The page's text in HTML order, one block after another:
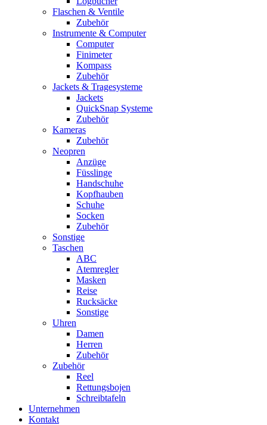
Flaschen & Ventile
Zubehör
Instrumente & Computer
Computer
Finimeter
Kompass
Zubehör
Jackets & Tragesysteme
Jackets
QuickSnap Systeme
Zubehör
Kameras
Zubehör
Neopren
Anzüge
Füsslinge
Handschuhe
Kopfhauben
Schuhe
Socken
Zubehör
Sonstige
Taschen
ABC
Atemregler
Masken
Reise
Rucksäcke
Sonstige
Uhren
Damen
Herren
Zubehör
Zubehör
Reel
Rettungsbojen
Schreibtafeln
Unternehmen
Kontakt